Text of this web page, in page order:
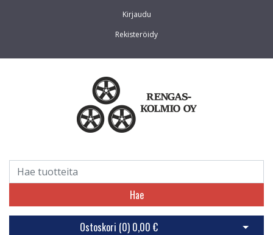
Kirjaudu
Rekisteröidy
Hae
Ostoskori (0) 0,00 € Avaa